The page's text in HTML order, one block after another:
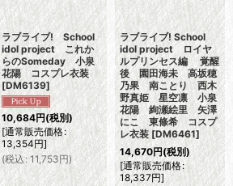
ラブライブ! School
idol project これか
らのSomeday 小泉
花陽 コスプレ衣装
[DM6139]
10,684円(税別)
[通常販売価格:
13,354円]
(税込: 11,753円)
ラブライブ! School
idol project ロイヤ
ルプリンセス編 覚醒
後 園田海未 高坂穂
乃果 南ことり 西木
野真姫 星空凛 小泉
花陽 絢瀬絵里 矢澤
にこ 東條希 コスプ
レ衣装 [DM6461]
14,670円(税別)
[通常販売価格:
18,337円]